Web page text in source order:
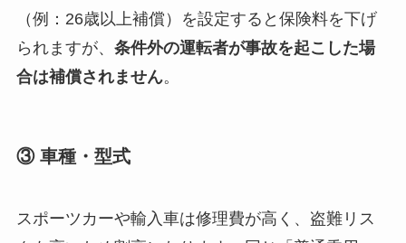
（例：26歳以上補償）を設定すると保険料を下げ
られますが、 条件外の運転者が事故を起こした場
合は補償されません。
③ 車種・型式
スポーツカーや輸入車は修理費が高く、盗難リス